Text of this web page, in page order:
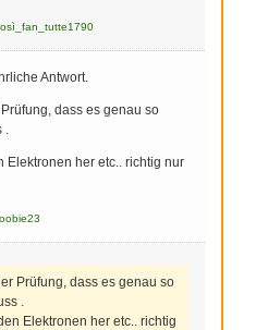
Antwort.
dass es genau so
.
Elektronen her etc.. richtig nur
Prüfung, dass es genau so
.
Elektronen her etc.. richtig